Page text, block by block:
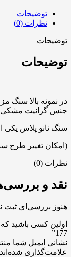
توضیحات
نظرات (0)
توضیحات
توضیحات
در نمونه بالا سنگ
جنس گرانیت مشکی
سنگ نانو پلاس یکی
(امکان تغییر طرح
نظرات (0)
نقد و
هنوز بررسی‌ای ثبت
اولین کسی باشید
177”
نشانی ایمیل شما
علامت‌گذاری شده‌اند